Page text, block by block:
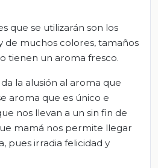
que se utilizarán son los
de muchos colores, tamaños
tienen un aroma fresco.
la alusión al aroma que
aroma que es único e
nos llevan a un sin fin de
mamá nos permite llegar
pues irradia felicidad y